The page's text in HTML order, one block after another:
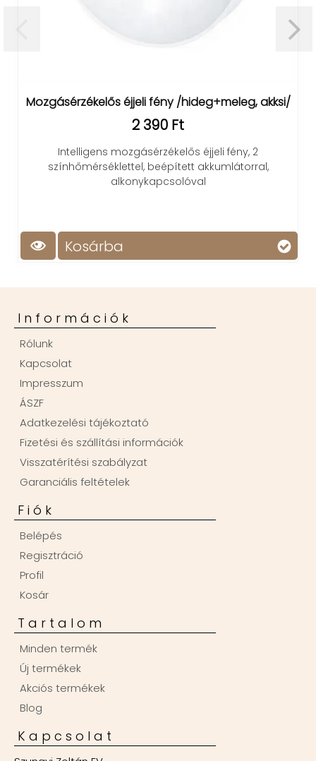
Mozgásérzékelős éjjeli fény /hideg+meleg, akksi/
2 390 Ft
Intelligens mozgásérzékelős éjjeli fény, 2
színhőmérséklettel, beépített akkumlátorral,
alkonykapcsolóval
Kosárba
Információk
Rólunk
Kapcsolat
Impresszum
ÁSZF
Adatkezelési tájékoztató
Fizetési és szállítási információk
Visszatérítési szabályzat
Garanciális feltételek
Fiók
Belépés
Regisztráció
Profil
Kosár
Tartalom
Minden termék
Új termékek
Akciós termékek
Blog
Kapcsolat